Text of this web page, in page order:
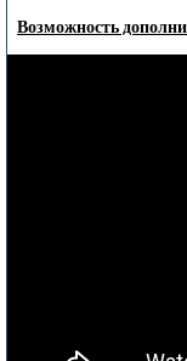
Возможность